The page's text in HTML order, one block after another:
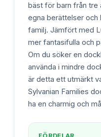
bäst för barn från tre
egna berättelser och
familj. Jämfört med
mer fantasifulla och
Om du söker en
använda i mindre
är detta ett utmärkt
Sylvanian Families
ha en charmig och